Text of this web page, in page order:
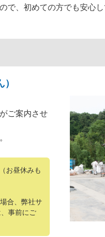
で、初めての方でも安心し
ご案内させ
お昼休みも
合、弊社サ
事前にご